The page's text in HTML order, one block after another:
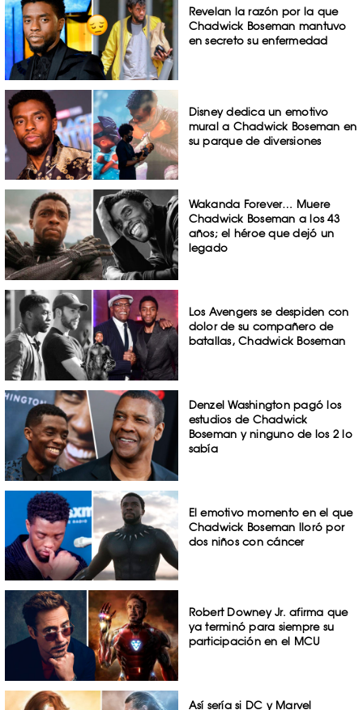
Revelan la razón por la que
Chadwick Boseman mantuvo
en secreto su enfermedad
Disney dedica un emotivo
mural a Chadwick Boseman en
su parque de diversiones
Wakanda Forever… Muere
Chadwick Boseman a los 43
años; el héroe que dejó un
legado
Los Avengers se despiden con
dolor de su compañero de
batallas, Chadwick Boseman
Denzel Washington pagó los
estudios de Chadwick
Boseman y ninguno de los 2 lo
sabía
El emotivo momento en el que
Chadwick Boseman lloró por
dos niños con cáncer
Robert Downey Jr. afirma que
ya terminó para siempre su
participación en el MCU
Así sería si DC y Marvel